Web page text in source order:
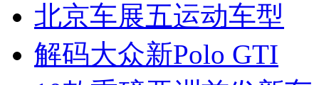
北京车展五运动车型
解码大众新Polo GTI